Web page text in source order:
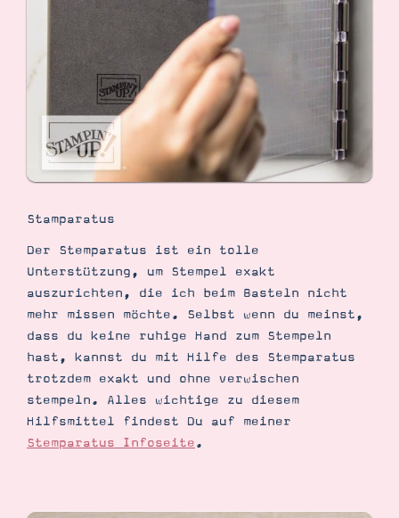
Stamparatus
Der Stemparatus ist ein tolle
Unterstützung, um Stempel exakt
auszurichten, die ich beim Basteln nicht
mehr missen möchte. Selbst wenn du meinst,
dass du keine ruhige Hand zum Stempeln
hast, kannst du mit Hilfe des Stemparatus
trotzdem exakt und ohne verwischen
stempeln. Alles wichtige zu diesem
Hilfsmittel findest Du auf meiner
Stemparatus Infoseite.